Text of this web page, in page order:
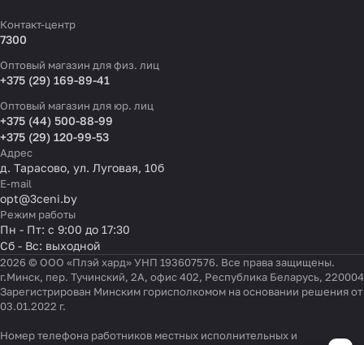
Контакт-центр
7300
Оптовый магазин для физ. лиц
+375 (29) 169-89-41
Оптовый магазин для юр. лиц
+375 (44) 500-88-99
+375 (29) 120-99-53
Адрес
д. Тарасово, ул. Луговая, 10б
E-mail
opt@3ceni.by
Режим работы
Пн - Пт: с 9:00 до 17:30
Сб - Вс: выходной
2026 © ООО «Плэй хард» УНП 193607576. Все права защищены.
г.Минск, пер. Тучинский, 2А, офис 402, Республика Беларусь, 220004
Зарегистрирован Минским горисполкомом на основании решения от
03.01.2022 г.
Номер телефона работников местных исполнительных и
Настройки файлов cookie